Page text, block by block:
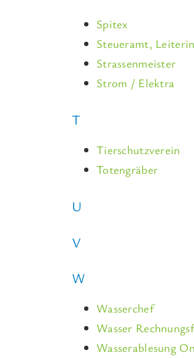
Spitex
Steueramt,
Strassenmeister
Strom / Elektra
T
Tierschutzverein
Totengräber
U
V
W
Wasserchef
Wasser
Wasserablesung